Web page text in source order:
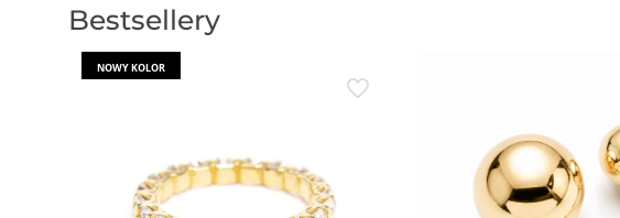
Bestsellery
NOWY KOLOR